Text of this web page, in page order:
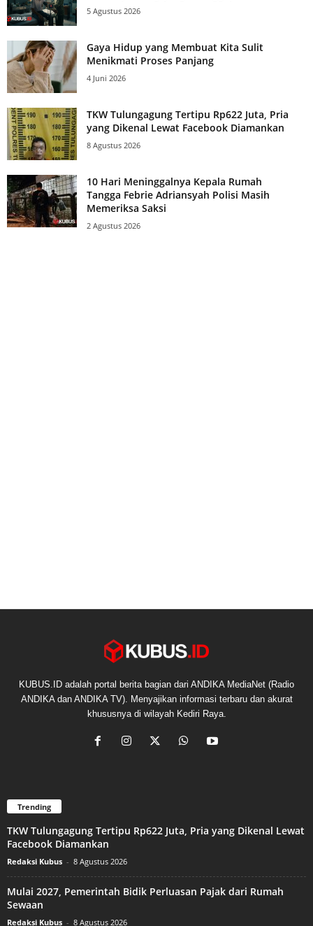
5 Agustus 2026
Gaya Hidup yang Membuat Kita Sulit
Menikmati Proses Panjang
4 Juni 2026
TKW Tulungagung Tertipu Rp622 Juta, Pria
yang Dikenal Lewat Facebook Diamankan
8 Agustus 2026
10 Hari Meninggalnya Kepala Rumah
Tangga Febrie Adriansyah Polisi Masih
Memeriksa Saksi
2 Agustus 2026
KUBUS.ID adalah portal berita bagian dari ANDIKA MediaNet (Radio
ANDIKA dan ANDIKA TV). Menyajikan informasi terbaru dan akurat
khususnya di wilayah Kediri Raya.
Trending
TKW Tulungagung Tertipu Rp622 Juta, Pria yang Dikenal Lewat
Facebook Diamankan
Redaksi Kubus - 8 Agustus 2026
Mulai 2027, Pemerintah Bidik Perluasan Pajak dari Rumah
Sewaan
Redaksi Kubus - 8 Agustus 2026